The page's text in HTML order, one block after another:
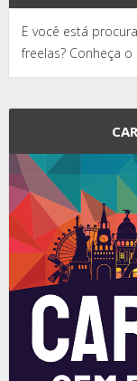
E você está
freelas? Conheça o